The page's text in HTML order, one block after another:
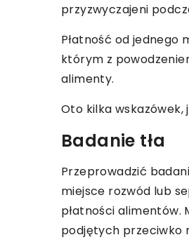
przyzwyczajeni
Płatność od jednego
którym z
alimenty.
Oto kilka
Badanie tła
Przeprowadzić
miejsce rozwód lub
płatności alimentów.
podjętych przeciwko